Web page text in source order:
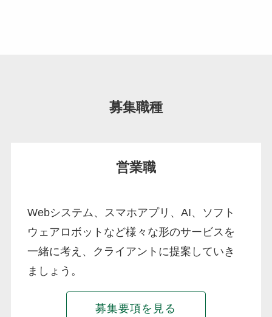
募集職種
営業職
Webシステム、スマホアプリ、AI、ソフト
ウェアロボットなど様々な形のサービスを
一緒に考え、クライアントに提案していき
ましょう。
募集要項を見る